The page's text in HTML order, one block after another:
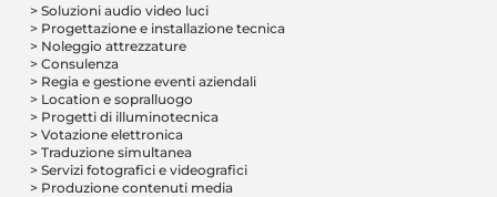
> Soluzioni audio video luci
> Progettazione e installazione tecnica
> Noleggio attrezzature
> Consulenza
> Regia e gestione eventi aziendali
> Location e sopralluogo
> Progetti di illuminotecnica
> Votazione elettronica
> Traduzione simultanea
> Servizi fotografici e videografici
> Produzione contenuti media